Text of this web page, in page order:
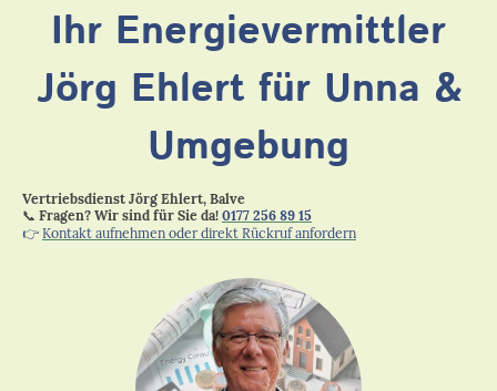
Ihr Energievermittler
Jörg Ehlert für Unna &
Umgebung
Vertriebsdienst Jörg Ehlert, Balve
📞 Fragen? Wir sind für Sie da! 0177 256 89 15
👉 Kontakt aufnehmen oder direkt Rückruf anfordern